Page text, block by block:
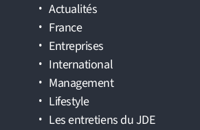
Actualités
France
Entreprises
International
Management
Lifestyle
Les entretiens du JDE